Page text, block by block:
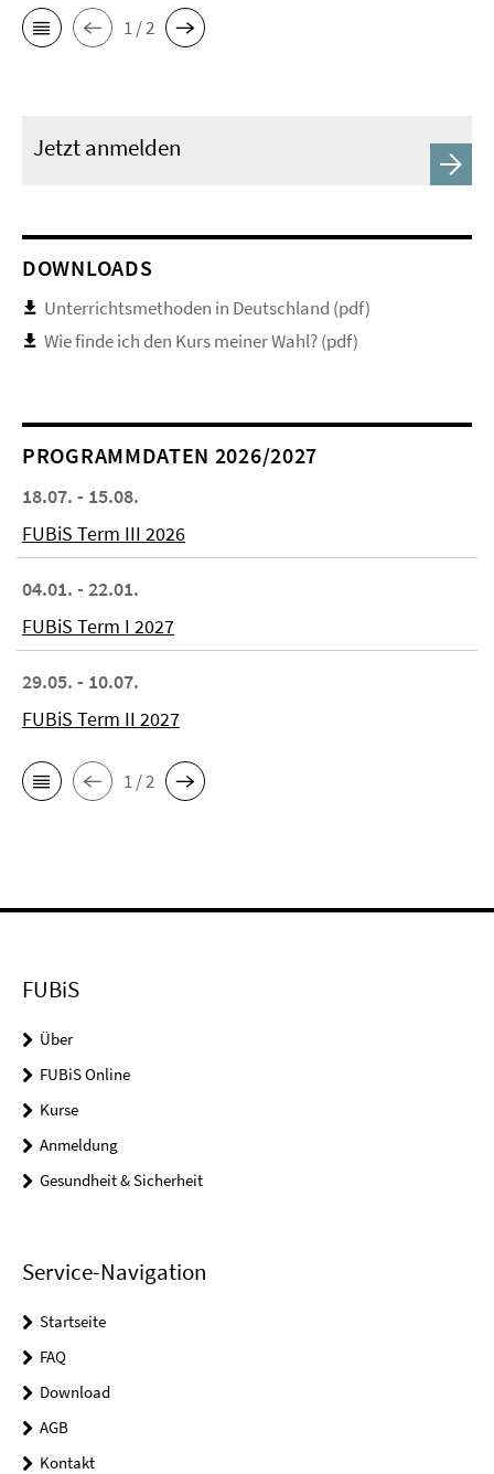
1 / 2
Jetzt anmelden
DOWNLOADS
Unterrichtsmethoden in Deutschland (pdf)
Wie finde ich den Kurs meiner Wahl? (pdf)
PROGRAMMDATEN 2026/2027
18.07. - 15.08.
FUBiS Term III 2026
04.01. - 22.01.
FUBiS Term I 2027
29.05. - 10.07.
FUBiS Term II 2027
1 / 2
FUBiS
Über
FUBiS Online
Kurse
Anmeldung
Gesundheit & Sicherheit
Service-Navigation
Startseite
FAQ
Download
AGB
Kontakt